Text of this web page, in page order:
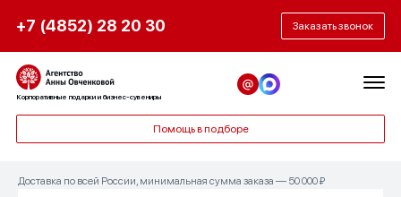
+7 (4852) 28 20 30 Заказать звонок
Корпоративные подарки и бизнес-сувениры
Помощь в подборе
Доставка по всей России, минимальная сумма заказа — 50 000 ₽